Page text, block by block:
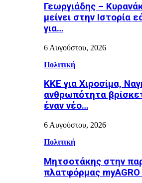
Γεωργιάδης –
μείνει στην Ιστορία
για…
6 Αυγούστου, 2026
Πολιτική
ΚΚΕ για Χιροσίμα,
ανθρωπότητα
έναν νέο…
6 Αυγούστου, 2026
Πολιτική
Μητσοτάκης στην
πλατφόρμας